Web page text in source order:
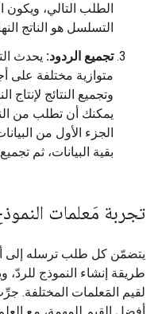
الطلب التالي، ويكون
التسلسل هو الناتج
تجميع الردود: يحدث
متوازية مختلفة على
وتجميع النتائج لإنتاج
يمكنك أن تطلب من
الجزء الأول من
بقية البيانات، ثم تجميع
تجربة مَعلمات
يتضمّن كل طلب ترسله إلى
طريقة إنشاء النموذج للردّ،
لقيم المَعلمات المختلفة.